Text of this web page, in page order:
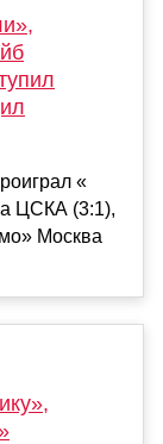
«
ЦСКА (3:1),
Москва